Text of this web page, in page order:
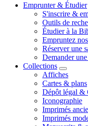
Emprunter & Étudier
S'inscrire &
Outils de
Étudier à la
Empruntez
Réserver une
Demander
Collections
Affiches
Cartes & plans
Dépôt légal &
Iconographie
Imprimés
Imprimés